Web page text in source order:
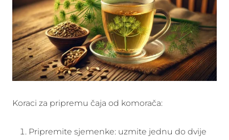
Koraci za pripremu čaja od komorača:
Pripremite sjemenke: uzmite jednu do dvije